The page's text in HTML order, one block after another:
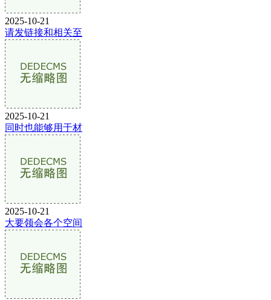
2025-10-21
请发链接和相关至
2025-10-21
同时也能够用于材
2025-10-21
大要领会各个空间